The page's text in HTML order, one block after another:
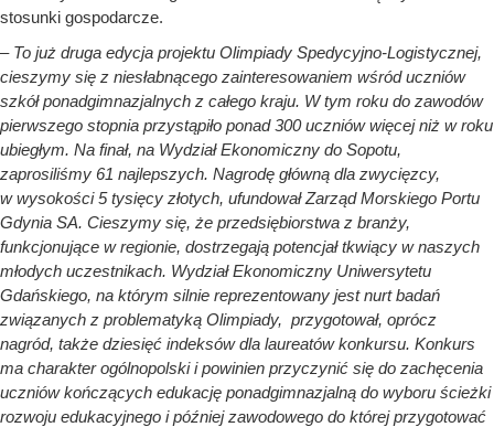
stosunki gospodarcze.
– To już druga edycja projektu Olimpiady Spedycyjno-Logistycznej,
cieszymy się z niesłabnącego zainteresowaniem wśród uczniów
szkół ponadgimnazjalnych z całego kraju. W tym roku do zawodów
pierwszego stopnia przystąpiło ponad 300 uczniów więcej niż w roku
ubiegłym. Na finał, na Wydział Ekonomiczny do Sopotu,
zaprosiliśmy 61 najlepszych. Nagrodę główną dla zwycięzcy,
w wysokości 5 tysięcy złotych, ufundował Zarząd Morskiego Portu
Gdynia SA. Cieszymy się, że przedsiębiorstwa z branży,
funkcjonujące w regionie, dostrzegają potencjał tkwiący w naszych
młodych uczestnikach. Wydział Ekonomiczny Uniwersytetu
Gdańskiego, na którym silnie reprezentowany jest nurt badań
związanych z problematyką Olimpiady, przygotował, oprócz
nagród, także dziesięć indeksów dla laureatów konkursu. Konkurs
ma charakter ogólnopolski i powinien przyczynić się do zachęcenia
uczniów kończących edukację ponadgimnazjalną do wyboru ścieżki
rozwoju edukacyjnego i później zawodowego do której przygotować